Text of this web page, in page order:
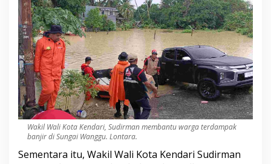
Wakil Wali Kota Kendari, Sudirman membantu warga terdampak
banjir di Sungai Wanggu. Lontara.
Sementara itu, Wakil Wali Kota Kendari Sudirman